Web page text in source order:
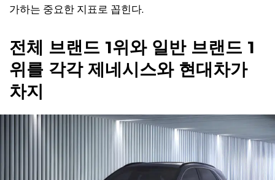
가하는 중요한 지표로 꼽힌다.
전체 브랜드 1위와 일반 브랜드 1
위를 각각 제네시스와 현대차가
차지